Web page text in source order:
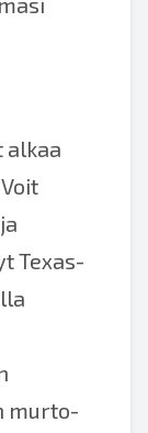
alkaa
Texas-
murto-